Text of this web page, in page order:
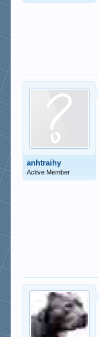
anhtraihy
Active Member